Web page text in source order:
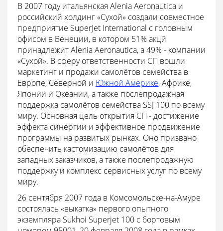
В 2007 году итальянская Alenia Aeronautica и
российский холдинг «Сухой» создали совместное
предприятие SuperJet International с головным
офисом в Венеции, в котором 51% акцй
принадлежит Alenia Aeronautica, а 49% - компании
«Сухой». В сферу ответственности СП вошли
маркетинг и продажи самолётов семейства в
Европе, Северной и Южной Америке, Африке,
Японии и Океании, а также послепродажная
поддержка самолётов семейства SSJ 100 по всему
миру. Основная цель открытия СП - достижение
эффекта синергии и эффективное продвижение
программы на развитых рынках. Оно призвано
обеспечить кастомизацию самолётов для
западных заказчиков, а также послепродажную
поддержку и комплекс сервисных услуг по всему
миру.
26 сентября 2007 года в Комсомольске-на-Амуре
состоялась «выкатка» первого опытного
экземпляра Sukhoi Superjet 100 с бортовым